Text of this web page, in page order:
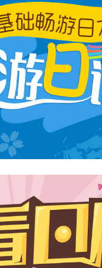
るか『MR.BRAIN
《脑神探》（2009
共演に期待。キム
非常期待再次共
翻译系沪江日语原
成员 井上真央 日